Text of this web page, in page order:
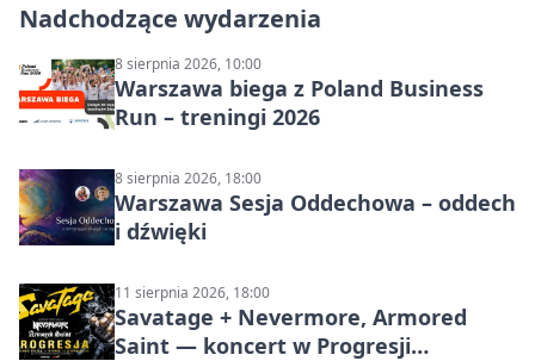
Nadchodzące wydarzenia
8 sierpnia 2026, 10:00
Warszawa biega z Poland Business
Run – treningi 2026
8 sierpnia 2026, 18:00
Warszawa Sesja Oddechowa – oddech
i dźwięki
11 sierpnia 2026, 18:00
Savatage + Nevermore, Armored
Saint — koncert w Progresji